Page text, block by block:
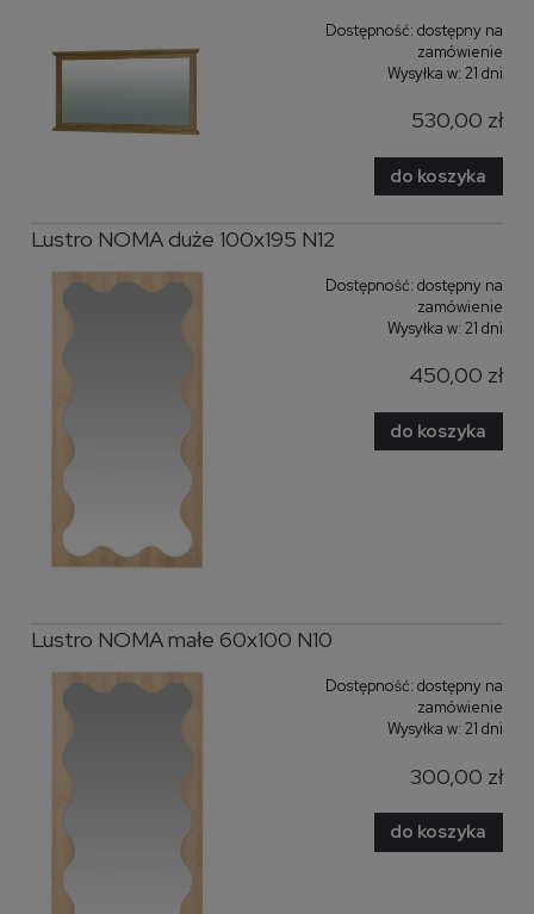
Dostępność: dostępny na
zamówienie
Wysyłka w: 21 dni
530,00 zł
do koszyka
Lustro NOMA duże 100x195 N12
Dostępność: dostępny na
zamówienie
Wysyłka w: 21 dni
450,00 zł
do koszyka
Lustro NOMA małe 60x100 N10
Dostępność: dostępny na
zamówienie
Wysyłka w: 21 dni
300,00 zł
do koszyka